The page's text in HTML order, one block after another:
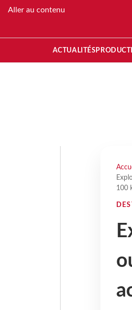
Aller au contenu
ACTUALITÉS
100